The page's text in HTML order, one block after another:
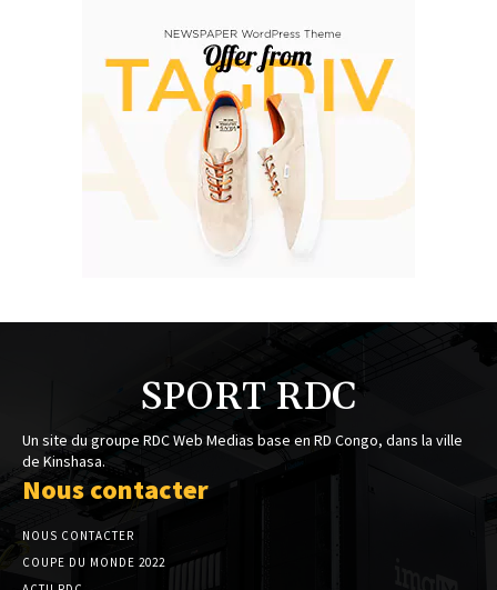
SPORT RDC
Un site du groupe RDC Web Medias base en RD Congo, dans la ville
de Kinshasa.
Nous contacter
NOUS CONTACTER
COUPE DU MONDE 2022